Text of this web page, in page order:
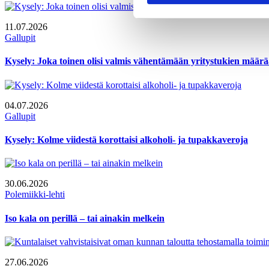
11.07.2026
Gallupit
Kysely: Joka toinen olisi valmis vähentämään yritystukien
04.07.2026
Gallupit
Kysely: Kolme viidestä korottaisi alkoholi- ja tupakkaveroja
30.06.2026
Polemiikki-lehti
Iso kala on perillä – tai ainakin melkein
27.06.2026